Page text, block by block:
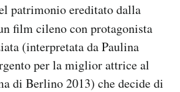
patrimonio ereditato dalla
film cileno con protagonista
(interpretata da Paulina
per la miglior attrice al
di Berlino 2013) che decide di